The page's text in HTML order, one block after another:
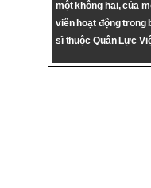
một không hai, của
viên hoạt động trong
sĩ thuộc Quân Lực